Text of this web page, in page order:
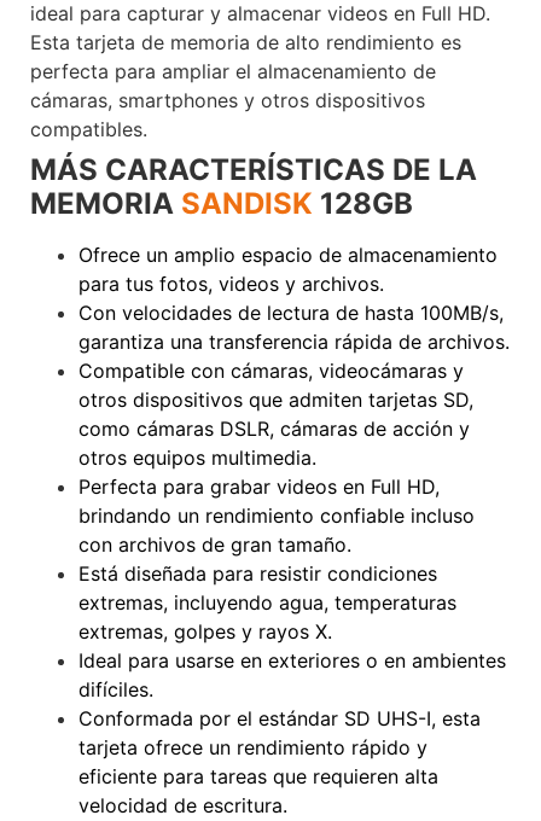
ideal para capturar y almacenar videos en Full HD.
Esta tarjeta de memoria de alto rendimiento es
perfecta para ampliar el almacenamiento de
cámaras, smartphones y otros dispositivos
compatibles.
MÁS CARACTERÍSTICAS DE LA
MEMORIA SANDISK 128GB
Ofrece un amplio espacio de almacenamiento
para tus fotos, videos y archivos.
Con velocidades de lectura de hasta 100MB/s,
garantiza una transferencia rápida de archivos.
Compatible con cámaras, videocámaras y
otros dispositivos que admiten tarjetas SD,
como cámaras DSLR, cámaras de acción y
otros equipos multimedia.
Perfecta para grabar videos en Full HD,
brindando un rendimiento confiable incluso
con archivos de gran tamaño.
Está diseñada para resistir condiciones
extremas, incluyendo agua, temperaturas
extremas, golpes y rayos X.
Ideal para usarse en exteriores o en ambientes
difíciles.
Conformada por el estándar SD UHS-I, esta
tarjeta ofrece un rendimiento rápido y
eficiente para tareas que requieren alta
velocidad de escritura.